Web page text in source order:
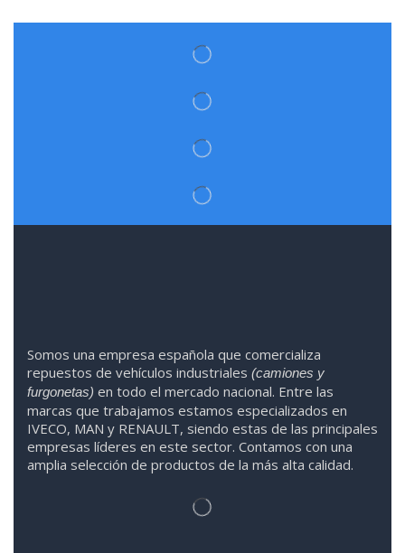
Somos una empresa española que comercializa
repuestos de vehículos industriales (camiones y
furgonetas) en todo el mercado nacional. Entre las
marcas que trabajamos estamos especializados en
IVECO, MAN y RENAULT, siendo estas de las principales
empresas líderes en este sector. Contamos con una
amplia selección de productos de la más alta calidad.